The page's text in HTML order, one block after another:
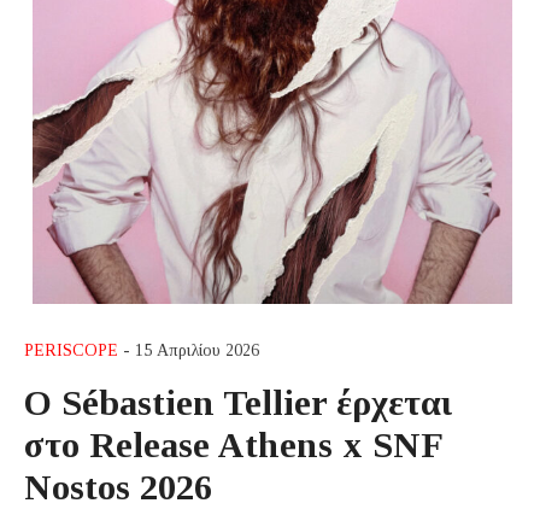
PERISCOPE - 15 Απριλίου 2026
Ο Sébastien Tellier έρχεται
στο Release Athens x SNF
Nostos 2026